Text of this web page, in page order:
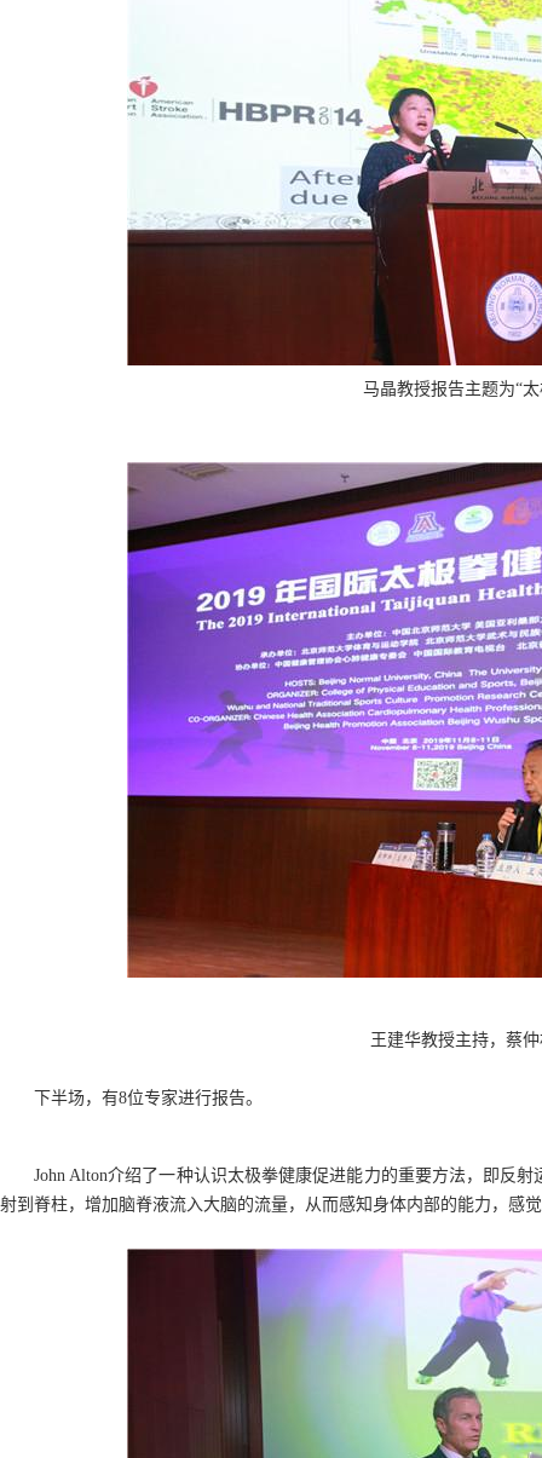
马晶教授报告主题为“
王建华教授主持，蔡
下半场，有8位专家进行报告。
John Alton介绍了一种认识太极拳健康促进能力的重要方法，即反
射到脊柱，增加脑脊液流入大脑的流量，从而感知身体内部的能力，感